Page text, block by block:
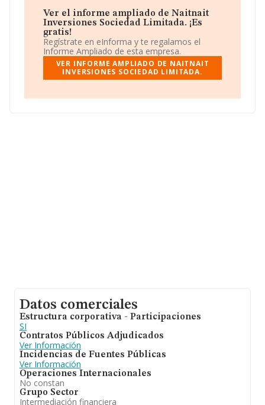
actividad CNAE es '%cnae%' con código 6421. La
sociedad no tiene actividad en mercados exteriores.
La sociedad españolaNaitnait Inversiones Sociedad
Limitada, CIF B72918899, tiene su domicilio social
establecido en Avenida Cadiz núm. 9 Loc B, (41004), en
el municipio de Sevilla, Andalucía.
empresas pertenecientes al sector, en el ámbito
Ver el informe ampliado de Naitnait
Inversiones Sociedad Limitada. ¡Es
gratis!
Regístrate en eInforma y te regalamos el
Informe Ampliado de esta empresa.
VER INFORME AMPLIADO DE NAITNAIT
INVERSIONES SOCIEDAD LIMITADA.
Datos comerciales
Estructura corporativa - Participaciones
SI
Contratos Públicos Adjudicados
Ver Información
Incidencias de Fuentes Públicas
Ver Información
Operaciones Internacionales
No constan
Grupo Sector
Intermediación financiera